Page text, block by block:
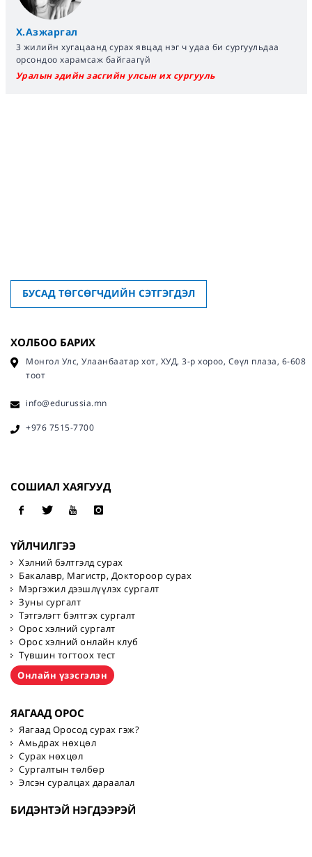
Х.Азжаргал
3 жилийн хугацаанд сурах явцад нэг ч удаа би сургуульдаа
орсондоо харамсаж байгаагүй
Уралын эдийн засгийн улсын их сургууль
БУСАД ТӨГСӨГЧДИЙН СЭТГЭГДЭЛ
ХОЛБОО БАРИХ
Монгол Улс, Улаанбаатар хот, ХУД, 3-р хороо, Сөүл плаза, 6-608
тоот
info@edurussia.mn
+976 7515-7700
СОШИАЛ ХАЯГУУД
ҮЙЛЧИЛГЭЭ
Хэлний бэлтгэлд сурах
Бакалавр, Магистр, Доктороор сурах
Мэргэжил дээшлүүлэх сургалт
Зуны сургалт
Тэтгэлэгт бэлтгэх сургалт
Орос хэлний сургалт
Орос хэлний онлайн клуб
Түвшин тогтоох тест
Онлайн үзэсгэлэн
ЯАГААД ОРОС
Яагаад Оросод сурах гэж?
Амьдрах нөхцөл
Сурах нөхцөл
Сургалтын төлбөр
Элсэн суралцах дараалал
БИДЭНТЭЙ НЭГДЭЭРЭЙ